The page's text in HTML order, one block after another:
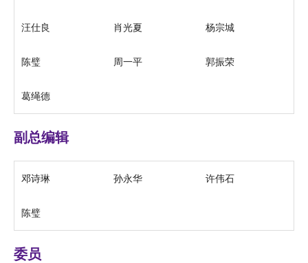
汪仕良 肖光夏 杨宗城
陈璧 周一平 郭振荣
葛绳德
副总编辑
邓诗琳 孙永华 许伟石
陈璧
委员